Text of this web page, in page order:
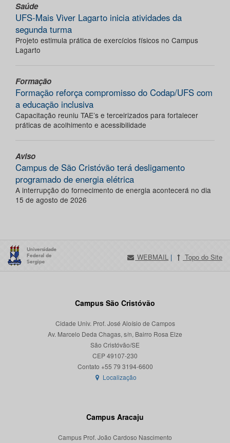
Saúde
UFS-Mais Viver Lagarto inicia atividades da
segunda turma
Projeto estimula prática de exercícios físicos no Campus
Lagarto
Formação
Formação reforça compromisso do Codap/UFS com
a educação inclusiva
Capacitação reuniu TAE’s e terceirizados para fortalecer
práticas de acolhimento e acessibilidade
Aviso
Campus de São Cristóvão terá desligamento
programado de energia elétrica
A interrupção do fornecimento de energia acontecerá no dia
15 de agosto de 2026
WEBMAIL | Topo do Site
Campus São Cristóvão
Cidade Univ. Prof. José Aloísio de Campos
Av. Marcelo Deda Chagas, s/n, Bairro Rosa Elze
São Cristóvão/SE
CEP 49107-230
Localização
Campus Aracaju
Campus Prof. João Cardoso Nascimento